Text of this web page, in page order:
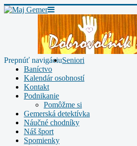
Prepnúť navigáciuSeniori
Baníctvo
Kalendár osobností
Kontakt
Podnikanie
Pomôžme si
Gemerská detektívka
Náučné chodníky
Náš šport
Spomienky